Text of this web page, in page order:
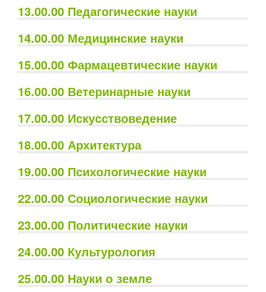
13.00.00 Педагогические науки
14.00.00 Медицинские науки
15.00.00 Фармацевтические науки
16.00.00 Ветеринарные науки
17.00.00 Искусствоведение
18.00.00 Архитектура
19.00.00 Психологические науки
22.00.00 Социологические науки
23.00.00 Политические науки
24.00.00 Культурология
25.00.00 Науки о земле